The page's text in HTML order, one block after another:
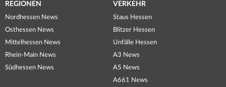
REGIONEN
Nordhessen News
Osthessen News
Mittelhessen News
Rhein-Main News
Südhessen News
VERKEHR
Staus Hessen
Blitzer Hessen
Unfälle Hessen
A3 News
A5 News
A661 News